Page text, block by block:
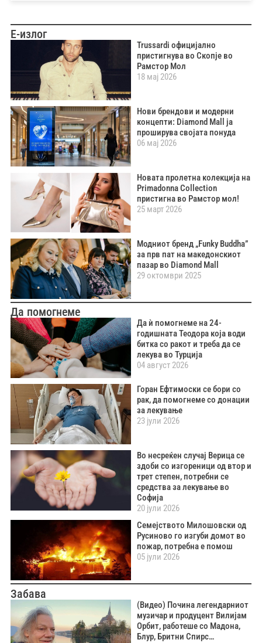
Е-излог
Trussardi официјално
пристигнува во Скопје во
Рамстор Мол
18 мај 2026
Нови брендови и модерни
концепти: Diamond Mall ја
проширува својата понуда
06 мај 2026
Новата пролетна колекција на
Primadonna Collection
пристигна во Рамстор мол!
25 март 2026
Модниот бренд „Funky Buddha”
за прв пат на македонскиот
пазар во Diamond Mall
29 октомври 2025
Да помогнеме
Да ѝ помогнеме на 24-
годишната Теодора која води
битка со ракот и треба да се
лекува во Турција
04 август 2026
Горан Ефтимоски се бори со
рак, да помогнеме со донации
за лекување
23 јули 2026
Во несреќен случај Верица се
здоби со изгореници од втор и
трет степен, потребни се
средства за лекување во
Софија
20 јули 2026
Семејството Милошовски од
Русиново го изгуби домот во
пожар, потребна е помош
05 јули 2026
Забава
(Видео) Почина легендарниот
музичар и продуцент Вилијам
Орбит, работеше со Мадона,
Блур, Бритни Спирс…